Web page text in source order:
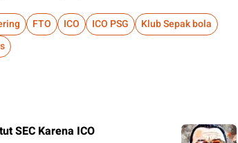
FTO ICO ICO PSG
Klub Sepak bola
SEC Karena ICO